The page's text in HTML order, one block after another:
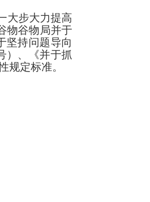
大步大力提高
物谷物局并于
坚持问题导向
）、《并于抓
规定标准。